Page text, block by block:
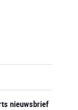
nieuwsbrief